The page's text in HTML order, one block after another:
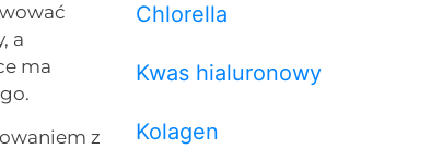
a
ma
z
Chlorella
Kwas hialuronowy
Kolagen